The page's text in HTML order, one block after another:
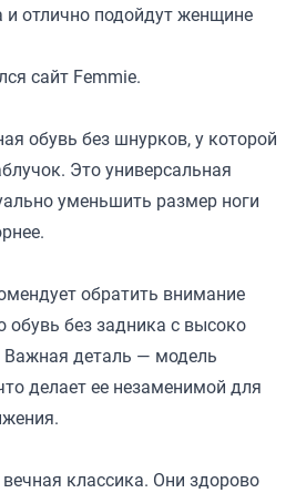
и отлично подойдут женщине
сайт Femmie.
обувь без шнурков, у которой
Это универсальная
уменьшить размер ноги
обратить внимание
без задника с высоко
деталь — модель
делает ее незаменимой для
классика. Они здорово